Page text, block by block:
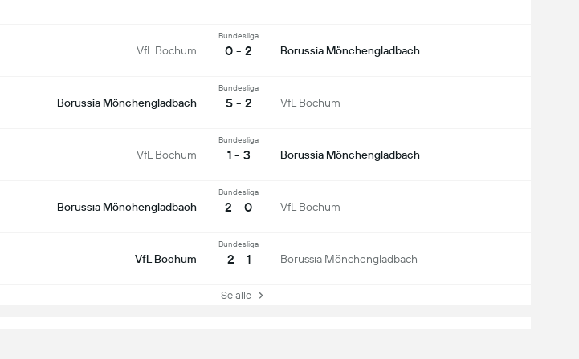
VfL Bochum
Bundesliga
0 - 2 Borussia Mönchengladbach
Borussia Mönchengladbach
Bundesliga
5 - 2 VfL Bochum
VfL Bochum
Bundesliga
1 - 3 Borussia Mönchengladbach
Borussia Mönchengladbach
Bundesliga
2 - 0 VfL Bochum
VfL Bochum
Bundesliga
2 - 1 Borussia Mönchengladbach
Se alle